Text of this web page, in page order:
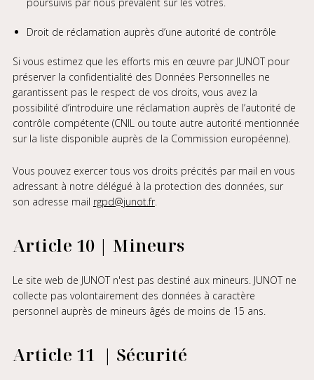
Droit de réclamation auprès d’une autorité de contrôle
Si vous estimez que les efforts mis en œuvre par JUNOT pour
préserver la confidentialité des Données Personnelles ne
garantissent pas le respect de vos droits, vous avez la
possibilité d’introduire une réclamation auprès de l’autorité de
contrôle compétente (CNIL ou toute autre autorité mentionnée
sur la liste disponible auprès de la Commission européenne).
Vous pouvez exercer tous vos droits précités par mail en vous
adressant à notre délégué à la protection des données, sur
son adresse mail rgpd@junot.fr.
Article 10 | Mineurs
Le site web de JUNOT n'est pas destiné aux mineurs. JUNOT ne
collecte pas volontairement des données à caractère
personnel auprès de mineurs âgés de moins de 15 ans.
Article 11 | Sécurité